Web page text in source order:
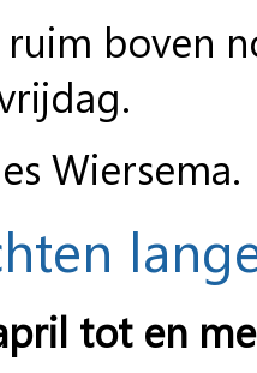
boven
tot en